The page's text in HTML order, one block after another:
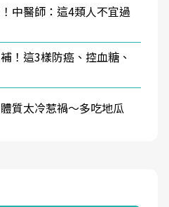
中醫師：這4類人不宜過
！這3樣防癌、控血糖、
質太冷惹禍〜多吃地瓜